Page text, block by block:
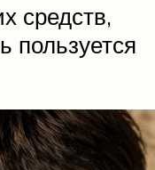
средств,
пользуется